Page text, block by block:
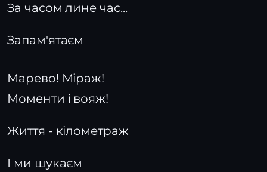
За часом лине час...
Запам'ятаєм
Марево! Міраж!
Моменти і вояж!
Життя - кілометраж
І ми шукаєм